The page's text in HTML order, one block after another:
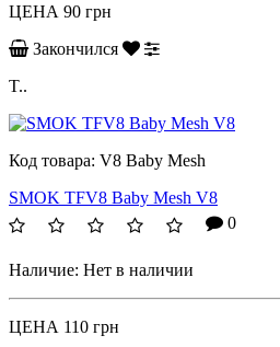
ЦЕНА 90 грн
Закончился
T..
Код товара: V8 Baby Mesh
SMOK TFV8 Baby Mesh V8
0
Наличие: Нет в наличии
ЦЕНА 110 грн